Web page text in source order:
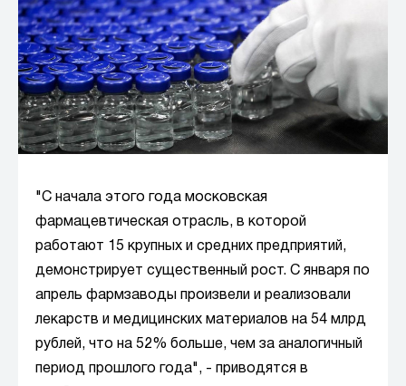
"С начала этого года московская
фармацевтическая отрасль, в которой
работают 15 крупных и средних предприятий,
демонстрирует существенный рост. С января по
апрель фармзаводы произвели и реализовали
лекарств и медицинских материалов на 54 млрд
рублей, что на 52% больше, чем за аналогичный
период прошлого года", - приводятся в